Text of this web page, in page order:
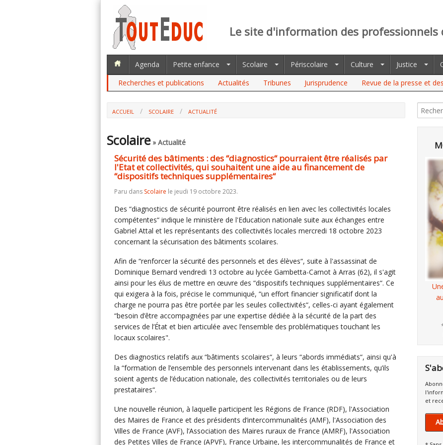
Le site d'information des professionnels
Agenda Petite enfance Scolaire Périscolaire Culture Justice
Recherches et publications
Actualités Tribunes Jurisprudence Revue de la presse et
ACCUEIL SCOLAIRE
ACTUALITÉ
COLLECTIVITÉS, QUI SOUHAITENT UNE AIDE AU FINANCEMENT DE “DISPOSITIFS TECHNIQUES
SUPPLÉMENTAIRES“
Scolaire» Actualité
Sécurité des bâtiments : des “diagnostics“ pourraient être réalisés par
l'Etat et collectivités, qui souhaitent une aide au financement de
“dispositifs techniques supplémentaires“
Paru dans Scolaire le jeudi 19 octobre 2023.
Des “diagnostics de sécurité pourront être réalisés en lien avec les collectivités locales
compétentes“ indique le ministère de l'Education nationale suite aux échanges entre
Gabriel Attal et les représentants des collectivités locales mercredi 18 octobre 2023
concernant la sécurisation des bâtiments scolaires.
Afin de “renforcer la sécurité des personnels et des élèves“, suite à l'assassinat de
Dominique Bernard vendredi 13 octobre au lycée Gambetta-Carnot à Arras (62), il s'agit
ainsi pour les élus de mettre en œuvre des “dispositifs techniques supplémentaires“. Ce
qui exigera à la fois, précise le communiqué, “un effort financier significatif dont la
charge ne pourra pas être portée par les seules collectivités“, celles-ci ayant également
“besoin d’être accompagnées par une expertise dédiée à la sécurité de la part des
services de l’État et bien articulée avec l’ensemble des problématiques touchant les
locaux scolaires".
Des diagnostics relatifs aux “bâtiments scolaires“, à leurs “abords immédiats“, ainsi qu'à
la “formation de l’ensemble des personnels intervenant dans les établissements, qu’ils
soient agents de l’éducation nationale, des collectivités territoriales ou de leurs
prestataires“.
Une nouvelle réunion, à laquelle participent les Régions de France (RDF), l'Association
des Maires de France et des présidents d’intercommunalités (AMF), l'Association des
Villes de France (AVF), l’Association des Maires ruraux de France (AMRF), l'Association
des Petites Villes de France (APVF), France Urbaine, les intercommunalités de France et
et